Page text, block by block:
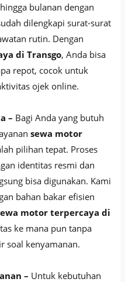
bulanan dengan
dilengkapi surat-surat
rutin. Dengan
di Transgo, Anda bisa
repot, cocok untuk
ojek online.
– Bagi Anda yang butuh
sewa motor
pilihan tepat. Proses
identitas resmi dan
bisa digunakan. Kami
bahan bakar efisien
motor terpercaya di
ke mana pun tanpa
soal kenyamanan.
– Untuk kebutuhan